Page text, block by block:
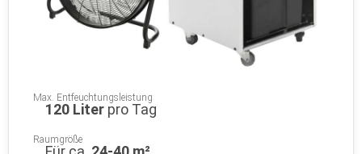
Max. Entfeuchtungsleistung
120 Liter pro Tag
Raumgröße